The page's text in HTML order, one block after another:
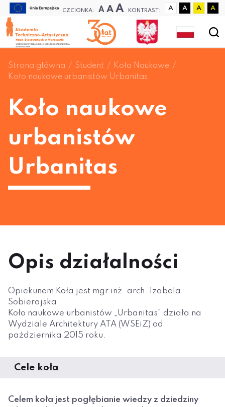
CZCIONKA: A A A KONTRAST: A A A A
Strona główna Student
Koła Naukowe
Koło naukowe urbanistów Urbanitas
Koło naukowe
urbanistów
Urbanitas
Opis działalności
Opiekunem Koła jest mgr inż. arch. Izabela
Sobierajska
Koło naukowe urbanistów „Urbanitas” działa na
Wydziale Architektury ATA (WSEiZ) od
października 2015 roku.
Cele koła
Celem koła jest pogłębianie wiedzy z dziedziny